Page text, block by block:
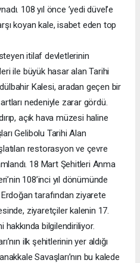
108 yıl önce ’yedi düvel’e
koyan kale, isabet eden top
itilaf devletlerinin
ile büyük hasar alan Tarihi
Kalesi, aradan geçen bir
nedeniyle zarar gördü.
açık hava müzesi haline
Gelibolu Tarihi Alan
restorasyon ve çevre
18 Mart Şehitleri Anma
108’inci yıl dönümünde
tarafından ziyarete
ziyaretçiler kalenin 17.
hakkında bilgilendiriliyor.
ilk şehitlerinin yer aldığı
Savaşları’nın bu kalede